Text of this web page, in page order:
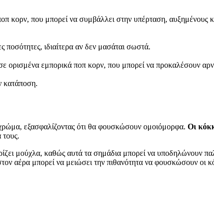
κορν, που μπορεί να συμβάλλει στην υπέρταση, αυξημένους
ιδιαίτερα αν δεν μασάται σωστά.
ορισμένα εμπορικά ποπ κορν, που μπορεί να προκαλέσουν
κατάποση.
εξασφαλίζοντας ότι θα φουσκώσουν ομοιόμορφα. Οι
τους.
μούχλα, καθώς αυτά τα σημάδια μπορεί να υποδηλώνουν
αέρα μπορεί να μειώσει την πιθανότητα να φουσκώσουν οι